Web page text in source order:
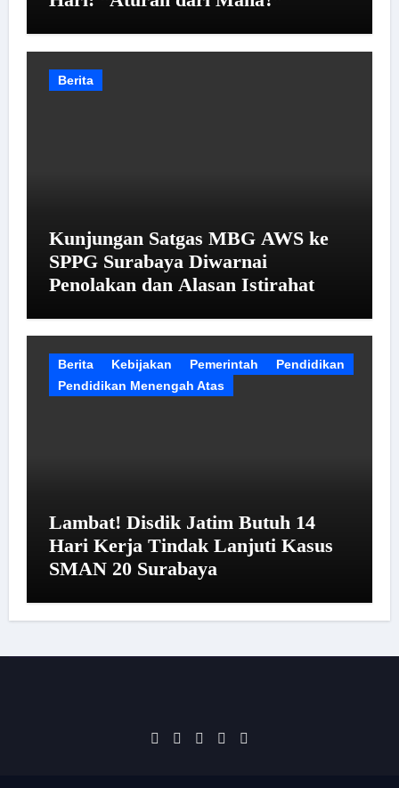
Berita
Kunjungan Satgas MBG AWS ke
SPPG Surabaya Diwarnai
Penolakan dan Alasan Istirahat
Berita Kebijakan Pemerintah
Pendidikan
Pendidikan Menengah Atas
Lambat! Disdik Jatim Butuh 14
Hari Kerja Tindak Lanjuti Kasus
SMAN 20 Surabaya